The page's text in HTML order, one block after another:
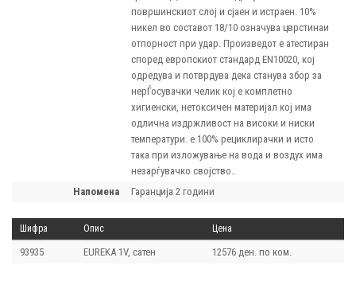
површинскиот слој и сјаен и истраен. 10%
никел во составот 18/10 означува цврстинаи
отпорност при удар. Произведот е атестиран
според европскиот стандард EN10020, кој
одредува и потврдува дека станува збор за
нерЃосувачки челик кој е комплетно
хигиенски, нетоксичен материјал кој има
одлична издржливост на високи и ниски
температури. е 100% рециклирачки и исто
така при изложување на вода и воздух има
незарѓувачко својство..
напомена
Гаранција 2 години
Шифра Опис Цена
93935 EUREKA 1V, сатен 12576 ден. по ком.